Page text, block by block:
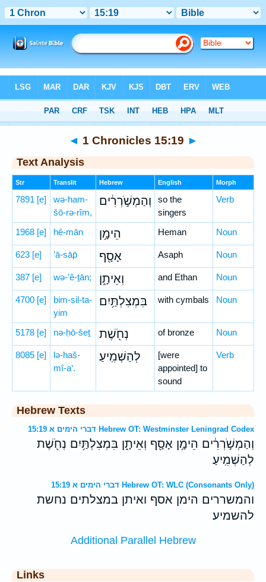
> 1 Chronicles 15:19
◄ 1 Chronicles 15:19 ►
Text Analysis
Str Translit Hebrew English Morph
7891 [e]
wə-ham-
šō-rə-rîm,
וְהַמְשֹׁ֣רְרִ֔ים
so the
singers
Verb
1968 [e] hê-mān הֵימָ֥ן Heman Noun
623 [e] ’ā-sāp̄ אָסָ֖ף Asaph Noun
387 [e] wə-’ê-ṯān; וְאֵיתָ֑ן and Ethan Noun
4700 [e]
bim-ṣil-ta-
yim
בִּמְצִלְתַּ֥יִם with cymbals Noun
5178 [e] nə-ḥō-šeṯ נְחֹ֖שֶׁת of bronze Noun
8085 [e]
lə-haš-
mî-a‘.
לְהַשְׁמִֽיעַ׃
[were
appointed] to
sound
Verb
Hebrew Texts
דברי הימים א 15:19 Hebrew OT: Westminster Leningrad Codex
וְהַמְשֹׁ֣רְרִ֔ים הֵימָ֥ן אָסָ֖ף וְאֵיתָ֑ן בִּמְצִלְתַּ֥יִם נְחֹ֖שֶׁת
לְהַשְׁמִֽיעַ׃
דברי הימים א 15:19 Hebrew OT: WLC (Consonants Only)
והמשררים הימן אסף ואיתן במצלתים נחשת
להשמיע׃
Additional Parallel Hebrew
Links